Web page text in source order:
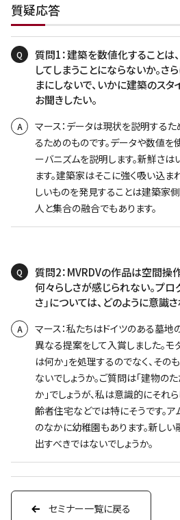
質疑応答
Q
質問1：建築を数値化することは
してしまうことにならないか。
まにしないで、いかに建築のス
お聞きしたい。
A
マース：データは現状を説明する
るためのものです。データや数値
ーバニズムを説明します。新鮮さ
ます。建築家はそこに強く吸い込ま
しいものを発見することは建築家
人と集合の融合でもあります。
Q
質問2：MVRDVの作品は空間操
何々らしさが感じられない。プロ
さ」については、どのように意識
A
マース：私たちはドイツのある墓地
異なる提案をして入賞しました。モ
は何か」を処理するのでなく、そ
ないでしょうか。ご質問は「建物の
か」でしょうが、私は意識的にそれ
齢者住宅などでは特にそうです。
のなかに幼稚園もあります。新し
出すべきではないでしょうか。
セミナー一覧に戻る